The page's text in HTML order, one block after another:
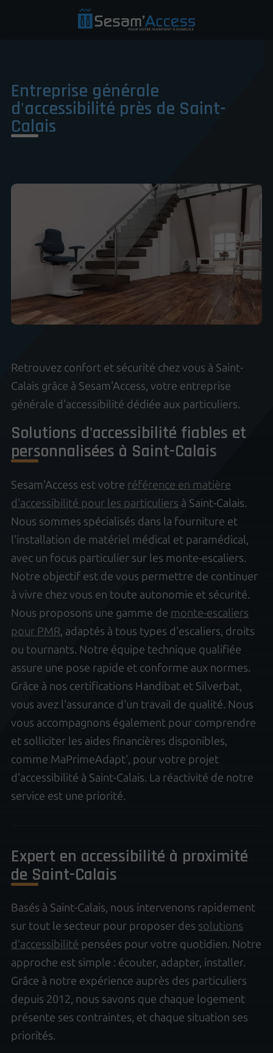
Entreprise générale
d'accessibilité près de Saint-
Calais
Retrouvez confort et sécurité chez vous à Saint-
Calais grâce à Sesam'Access, votre entreprise
générale d'accessibilité dédiée aux particuliers.
Solutions d'accessibilité fiables et
personnalisées à Saint-Calais
Sesam'Access est votre référence en matière
d'accessibilité pour les particuliers à Saint-Calais.
Nous sommes spécialisés dans la fourniture et
l'installation de matériel médical et paramédical,
avec un focus particulier sur les monte-escaliers.
Notre objectif est de vous permettre de continuer
à vivre chez vous en toute autonomie et sécurité.
Nous proposons une gamme de monte-escaliers
pour PMR , adaptés à tous types d'escaliers, droits
ou tournants. Notre équipe technique qualifiée
assure une pose rapide et conforme aux normes.
Grâce à nos certifications Handibat et Silverbat,
vous avez l'assurance d'un travail de qualité. Nous
vous accompagnons également pour comprendre
et solliciter les aides financières disponibles,
comme MaPrimeAdapt', pour votre projet
d'accessibilité à Saint-Calais. La réactivité de notre
service est une priorité.
Expert en accessibilité à proximité
de Saint-Calais
Basés à Saint-Calais, nous intervenons rapidement
sur tout le secteur pour proposer des solutions
d’accessibilité pensées pour votre quotidien. Notre
approche est simple : écouter, adapter, installer.
Grâce à notre expérience auprès des particuliers
depuis 2012, nous savons que chaque logement
présente ses contraintes, et chaque situation ses
priorités.